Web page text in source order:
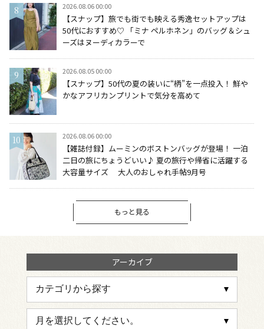
2026.08.06 00:00
【スナップ】旅でも街でも映える秀逸セットアップは
50代におすすめ♡ 「ミナ ペルホネン」のバッグ＆シュ
ーズはヌーディカラーで
2026.08.05 00:00
【スナップ】50代の夏の装いに“柄”を一点投入！ 鮮や
かなアフリカンプリントで気分を高めて
2026.08.06 00:00
【雑誌付録】ムーミンのボストンバッグが登場！ 一泊
二日の旅にちょうどいい♪ 夏の旅行や帰省に活躍する
大容量サイズ 大人のおしゃれ手帖9月号
もっと見る
アーカイブ